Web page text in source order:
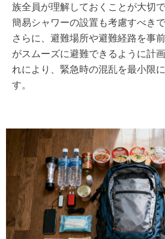
族全員が理解しておくことが大切
簡易シャワーの設置も考慮すべきで
さらに、避難場所や避難経路を事
がスムーズに避難できるように計
れにより、緊急時の混乱を最小限
す。